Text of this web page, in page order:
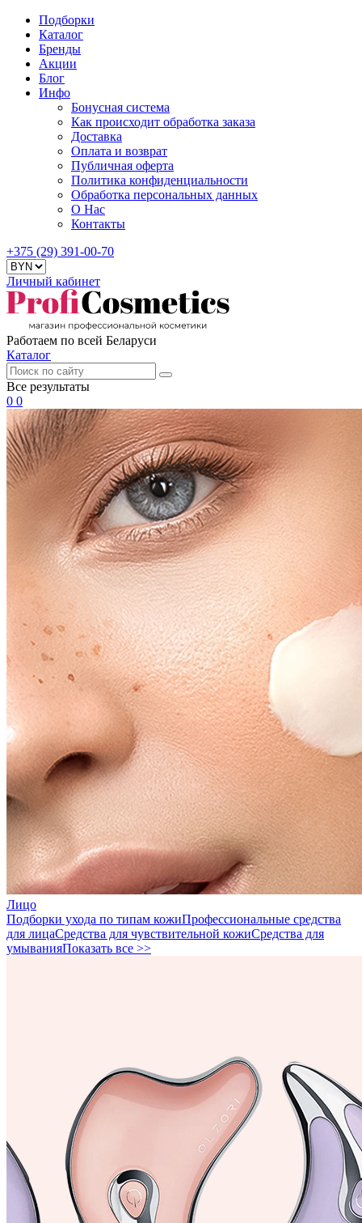
Подборки
Каталог
Бренды
Акции
Блог
Инфо
Бонусная система
Как происходит обработка заказа
Доставка
Оплата и возврат
Публичная оферта
Политика конфиденциальности
Обработка персональных данных
О Нас
Контакты
+375 (29) 391-00-70
Личный кабинет
Работаем по всей Беларуси
Каталог
Все результаты
0 0
Лицо
Подборки ухода по типам кожиПрофессиональные средства
для лицаСредства для чувствительной кожиСредства для
умыванияПоказать все >>